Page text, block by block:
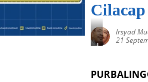
Cilacap
Irsyad
21
I
s